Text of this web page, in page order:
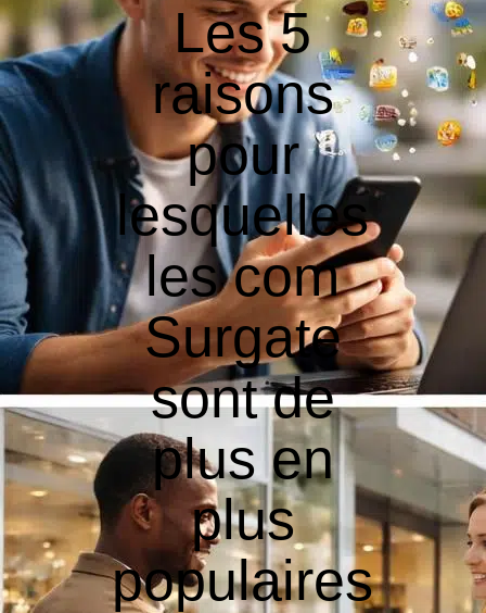
Les 5
raisons
pour
lesquelles
les com
Surgate
sont de
plus en
plus
populaires